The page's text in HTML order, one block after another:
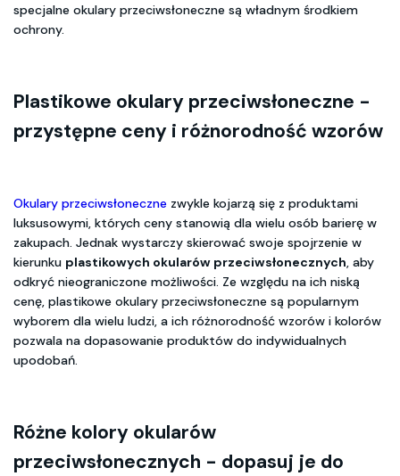
specjalne okulary przeciwsłoneczne są władnym środkiem
ochrony.
Plastikowe okulary przeciwsłoneczne -
przystępne ceny i różnorodność wzorów
Okulary przeciwsłoneczne zwykle kojarzą się z produktami
luksusowymi, których ceny stanowią dla wielu osób barierę w
zakupach. Jednak wystarczy skierować swoje spojrzenie w
kierunku plastikowych okularów przeciwsłonecznych, aby
odkryć nieograniczone możliwości. Ze względu na ich niską
cenę, plastikowe okulary przeciwsłoneczne są popularnym
wyborem dla wielu ludzi, a ich różnorodność wzorów i kolorów
pozwala na dopasowanie produktów do indywidualnych
upodobań.
Różne kolory okularów
przeciwsłonecznych - dopasuj je do